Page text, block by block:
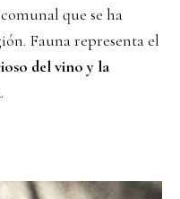
que se ha
Fauna representa el
del vino y la
.